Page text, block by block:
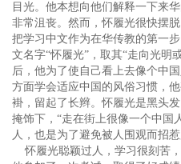
目光。他本想向他们解释一下来
非常沮丧。然而，怀履光很快摆
把学习中文作为在华传教的第一
文名字“怀履光”，取其“走向光明
后，他为了使自己看上去像个中
方面学会适应中国的风俗习惯，
褂，留起了长辫。怀履光是黑头
掩饰下，“走在街上很像一个中国
人，也是为了避免被人围观而招惹
怀履光聪颖过人，学习很刻苦，